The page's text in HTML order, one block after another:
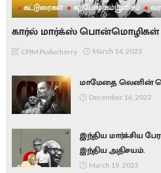
கட்டுரைகள் கற்போம் கம்யூனிசம்
கார்ல் மார்க்ஸ் பொன்மொழிகள்
CPIM Puducherry March 14, 2023
மாமேதை லெனின்
December 16, 2023
இந்திய மார்க்சிய
இந்திய அதிசயம்.
March 19, 2023